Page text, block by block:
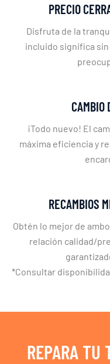
PRECIO
Disfruta de la
incluido significa
CAMBIO
¡Todo nuevo! El
máxima eficiencia y
RECAMBIOS
Obtén lo mejor de
relación calidad/
*Consultar
REPARA TU